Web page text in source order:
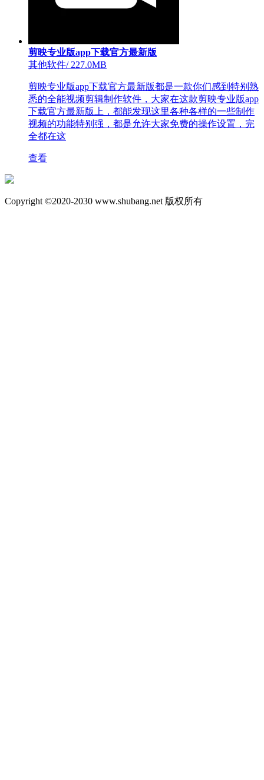
剪映专业版app下载官方最新版
其他软件/227.0MB
剪映专业版app下载官方最新版都是一款你们感到特别熟
悉的全能视频剪辑制作软件，大家在这款剪映专业版app
下载官方最新版上，都能发现这里各种各样的一些制作
视频的功能特别强，都是允许大家免费的操作设置，完
全都在这
查看
Copyright ©2020-2030 www.shubang.net 版权所有